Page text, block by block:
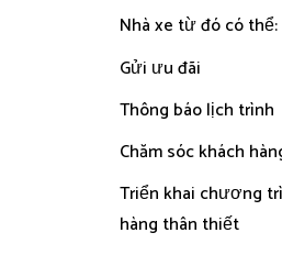
Nhà xe từ đó có thể:
Gửi ưu đãi
Thông báo lịch trình
Chăm sóc khách
Triển khai chương
hàng thân thiết